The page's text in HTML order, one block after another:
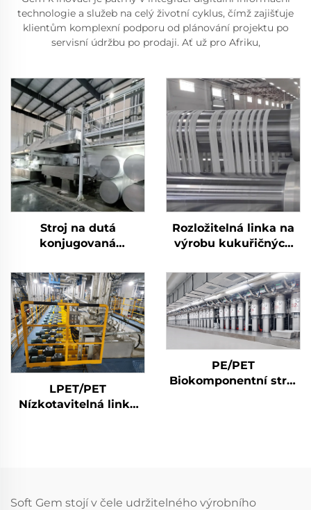
technologie a služeb na celý životní cyklus, čímž zajišťuje
klientům komplexní podporu od plánování projektu po
servisní údržbu po prodaji. Ať už pro Afriku,
Stroj na dutá
konjugovaná
polyesterová staplová
vlákna
Rozložitelná linka na
výrobu kukuřičných
výrobu kukuřičných
vláken
LPET/PET
Nízkotavitelná linka
staplových vláken
PE/PET
Biokomponentní stroj
Soft Gem stojí v čele udržitelného výrobního